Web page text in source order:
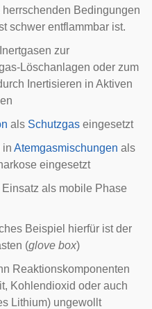
Bedingungen
schwer entflammbar ist.
zur
Löschanlagen oder zum
Inertisieren in Aktiven
als Schutzgas eingesetzt
in Atemgasmischungen als
eingesetzt
Einsatz als mobile Phase
Beispiel hierfür ist der
(glove box)
Reaktionskomponenten
Kohlendioxid oder auch
Lithium) ungewollt